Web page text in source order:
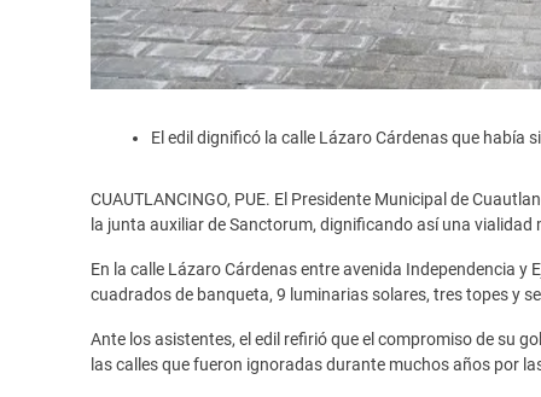
El edil dignificó la calle Lázaro Cárdenas que
CUAUTLANCINGO, PUE. El Presidente Municipal de
la junta auxiliar de Sanctorum, dignificando así una vialidad
En la calle Lázaro Cárdenas entre avenida Independencia
cuadrados de banqueta, 9 luminarias solares, tres topes y
Ante los asistentes, el edil refirió que el compromiso de su
las calles que fueron ignoradas durante muchos años por